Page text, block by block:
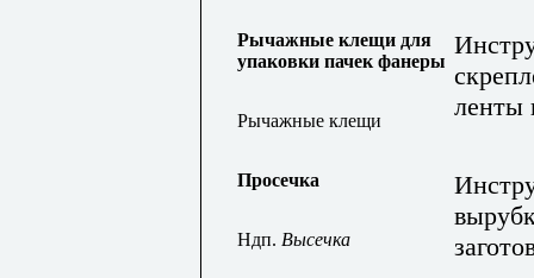
Рычажные клещи для
упаковки пачек фанеры
ленты
Рычажные клещи
Просечка
Ндп. Высечка